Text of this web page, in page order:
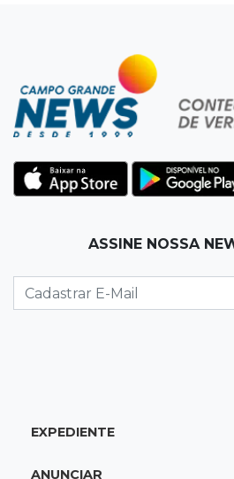
Artigos
O rebanho dos originais
08:06De MS para o mundo
Grande expõe obras na Itália
"Bota Fora" da Sofá Inbox
Torneio de futsal abre 34ª
ASSINE NOSSA
EXPEDIENTE
ANUNCIAR